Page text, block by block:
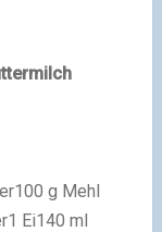
g Mehl
Ei140 ml